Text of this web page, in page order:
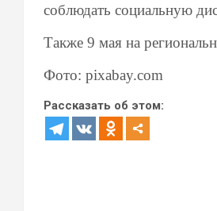
соблюдать социальную
Также 9 мая на
Фото: pixabay.com
Рассказать об этом: